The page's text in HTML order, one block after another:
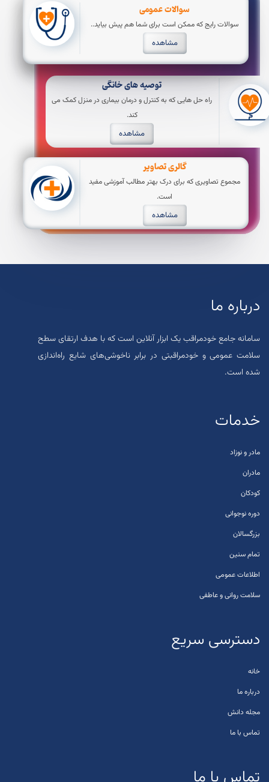
سوالات عمومی
سوالات رایج که ممکن است برای شما هم پیش بیاید..
مشاهده
توصیه های خانگی
راه حل هایی که به کنترل و درمان بیماری در منزل کمک می
کند.
مشاهده
گالری تصاویر
مجموع تصاویری که برای درک بهتر مطالب آموزشی مفید
است.
مشاهده
درباره ما
سامانه جامع خودمراقب یک ابزار آنلاین است که با هدف ارتقای سطح
سلامت عمومی و خودمراقبتی در برابر ناخوشی‌های شایع راه‌اندازی
شده است.
خدمات
مادر و نوزاد
مادران
کودکان
دوره نوجوانی
بزرگسالان
تمام سنین
اطلاعات عمومی
سلامت روانی و عاطفی
دسترسی سریع
خانه
درباره ما
مجله دانش
تماس با ما